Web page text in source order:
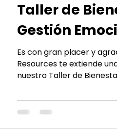
Taller de
Gestión
Es con gran placer y
Resources te extiende
nuestro Taller de